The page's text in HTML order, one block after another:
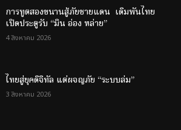
การทูตสองขนานสู้ภัยชายแดน เดิมพันไทย
เปิดประตูรับ “มิน อ่อง หล่าย”
4 สิงหาคม 2026
ไทยสู่ยุคดิจิทัล แต่ผจญภัย “ระบบล่ม”
3 สิงหาคม 2026